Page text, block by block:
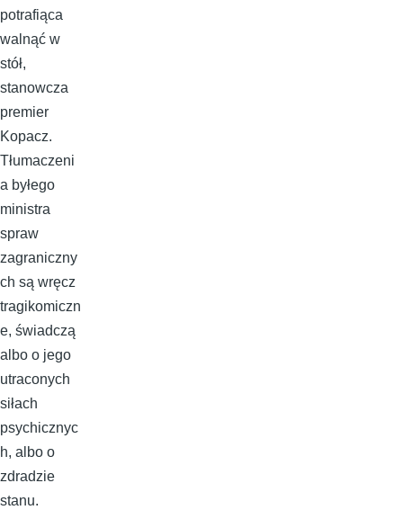
potrafiąca
walnąć w
stół,
stanowcza
premier
Kopacz.
Tłumaczeni
a byłego
ministra
spraw
zagraniczny
ch są wręcz
tragikomiczn
e, świadczą
albo o jego
utraconych
siłach
psychicznyc
h, albo o
zdradzie
stanu.